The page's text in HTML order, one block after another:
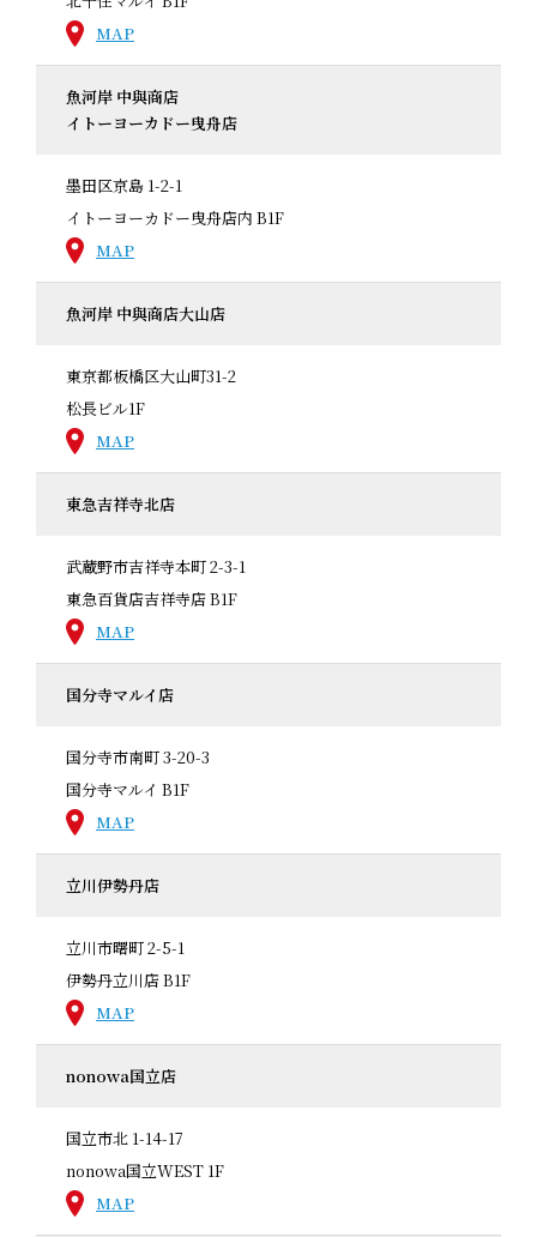
MAP
魚河岸 中與商店
イトーヨーカドー曳舟店
墨田区京島 1-2-1
イトーヨーカドー曳舟店内 B1F
MAP
魚河岸 中與商店大山店
東京都板橋区大山町31-2
松長ビル1F
MAP
東急吉祥寺北店
武蔵野市吉祥寺本町 2-3-1
東急百貨店吉祥寺店 B1F
MAP
国分寺マルイ店
国分寺市南町 3-20-3
国分寺マルイ B1F
MAP
立川伊勢丹店
立川市曙町 2-5-1
伊勢丹立川店 B1F
MAP
nonowa国立店
国立市北 1-14-17
nonowa国立WEST 1F
MAP